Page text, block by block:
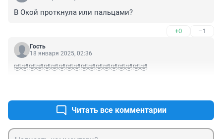
В Окой проткнула или пальцами?
+0 –1
Гость
18 января 2025, 02:36
🤣🤣🤣🤣🤣🤣🤣🤣🤣🤣🤣🤣🤣🤣🤣🤣🤣🤣
Читать все комментарии